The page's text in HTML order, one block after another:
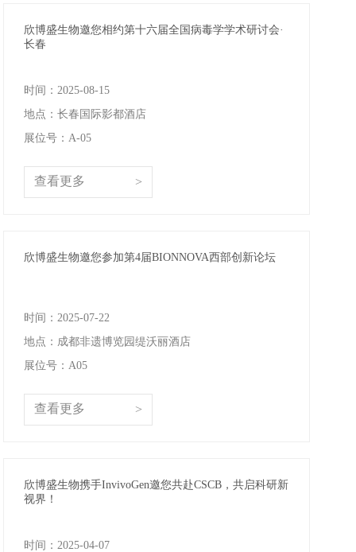
资源中心
样本处理
高分文献解读
联系我们
代理商查询
欣博盛生物邀您相约第十六届全国病毒学学术研讨会·
长春
时间：2025-08-15
地点：长春国际影都酒店
展位号：A-05
查看更多 >
欣博盛生物邀您参加第4届BIONNOVA西部创新论坛
时间：2025-07-22
地点：成都非遗博览园缇沃丽酒店
展位号：A05
查看更多 >
欣博盛生物携手InvivoGen邀您共赴CSCB，共启科研新
视界！
时间：2025-04-07